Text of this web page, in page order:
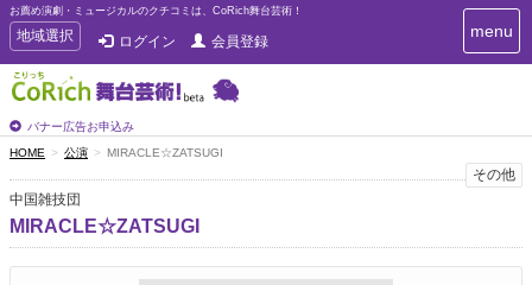
お薦め演劇・ミュージカルのクチコミは、CoRich舞台芸術！
T
o
g
g
e
n
a
v
g
地域選択 ログイン 会員登録
バナー広告お申込み
T
o
n
i
g
menu
HOME 公演 MIRACLE☆ZATSUGI
その他
中国雑技団
MIRACLE☆ZATSUGI